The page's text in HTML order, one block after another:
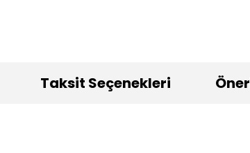
Taksit Seçenekleri